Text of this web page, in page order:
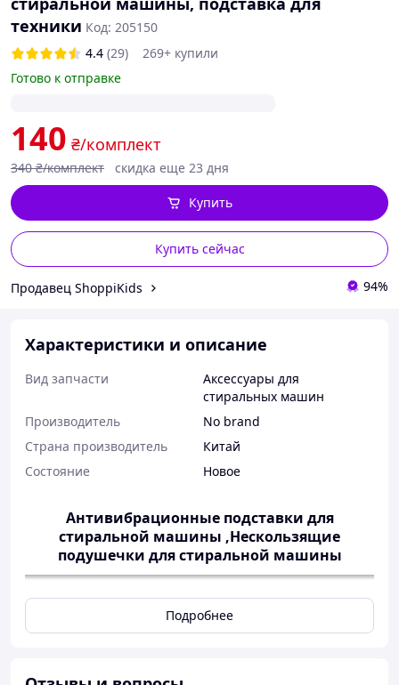
техники Код: 205150
4.4 (29)
269+ купили
Готово к отправке
140 ₴/комплект
340 ₴/комплект скидка еще 23 дня
Купить сейчас
Купить
Продавец ShoppiKids 94%
Характеристики и описание
Вид запчасти
Аксессуары для
стиральных машин
Производитель
No brand
Страна производитель
Китай
Состояние
Новое
Антивибрационные подставки для
стиральной машины ,Нескользящие
подушечки для стиральной машины
Подробнее